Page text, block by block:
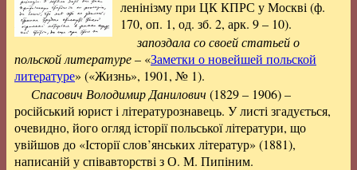
ленінізму при ЦК КПРС у Москві (ф.
170, оп. 1, од. зб. 2, арк. 9 – 10).
запоздала со своей статьей о
польской литературе– «Заметки о новейшей польской
литературе» («Жизнь», 1901, № 1).
Спасович Володимир Данилович (1829 – 1906) –
російський юрист і літературознавець. У листі згадується,
очевидно, його огляд історії польської літератури, що
увійшов до «Історії слов’янських літератур» (1881),
написаній у співавторстві з О. М. Пипіним.